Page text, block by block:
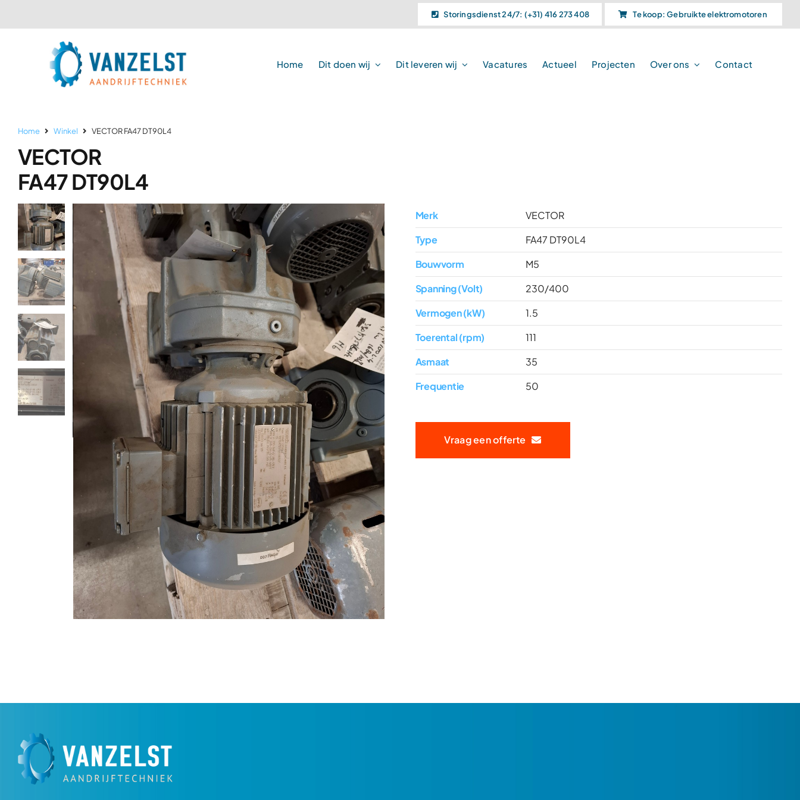
naar
Storingsdienst 24/7: (+31) 416 273 408 Te koop: Gebruikte elektromotoren
Home Dit doen wij Dit leveren wij Vacatures Actueel Projecten Over ons Contact
Home Winkel VECTOR FA47 DT90L4
VECTOR
FA47 DT90L4
Merk
VECTOR
Type
FA47 DT90L4
Bouwvorm
M5
Spanning (Volt)
230/400
Vermogen (kW)
1.5
Toerental (rpm)
111
Asmaat
35
Frequentie
50
Vraag een offerte